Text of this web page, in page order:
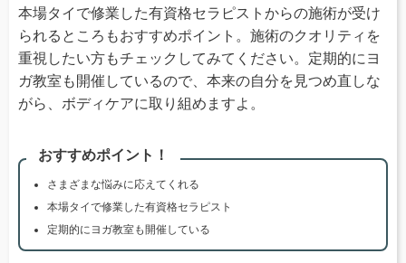
本場タイで修業した有資格セラピストからの施術が受け
られるところもおすすめポイント。施術のクオリティを
重視したい方もチェックしてみてください。定期的にヨ
ガ教室も開催しているので、本来の自分を見つめ直しな
がら、ボディケアに取り組めますよ。
おすすめポイント！
さまざまな悩みに応えてくれる
本場タイで修業した有資格セラピスト
定期的にヨガ教室も開催している